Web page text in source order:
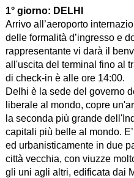
1° giorno: DELHI
Arrivo all’aeroporto
delle formalità d’ingresso e
rappresentante vi darà il
all'uscita del terminal fino al
di check-in è alle ore 14:00.
Delhi è la sede del governo
liberale al mondo, copre
la seconda più grande
capitali più belle al mondo.
ed urbanisticamente in due
città vecchia, con viuzze
gli uni agli altri, edificata dai